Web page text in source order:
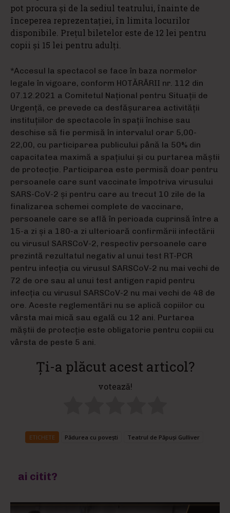
pot procura şi de la sediul teatrului, înainte de
începerea reprezentației, în limita locurilor
disponibile. Preţul biletelor este de 12 lei pentru
copii şi 15 lei pentru adulţi.
*Accesul la spectacol se face în baza normelor
legale în vigoare, conform HOTĂRÂRII nr. 112 din
07.12.2021 a Comitetul Național pentru Situații de
Urgență, ce prevede ca desfășurarea activității
instituțiilor de spectacole în spații închise sau
deschise să fie permisă în intervalul orar 5,00-
22,00, cu participarea publicului până la 50% din
capacitatea maximă a spațiului și cu purtarea măștii
de protecție. Participarea este permisă doar pentru
persoanele care sunt vaccinate împotriva virusului
SARS-CoV-2 și pentru care au trecut 10 zile de la
finalizarea schemei complete de vaccinare,
persoanele care se află în perioada cuprinsă între a
15-a zi și a 180-a zi ulterioară confirmării infectării
cu virusul SARSCoV-2, respectiv persoanele care
prezintă rezultatul negativ al unui test RT-PCR
pentru infecția cu virusul SARSCoV-2 nu mai vechi de
72 de ore sau al unui test antigen rapid pentru
infecția cu virusul SARSCoV-2 nu mai vechi de 48 de
ore. Aceste reglementări nu se aplică copiilor cu
vârsta mai mică sau egală cu 12 ani. Purtarea
măștii de protecție este obligatorie pentru copiii cu
vârsta de peste 5 ani.
Ți-a plăcut acest articol?
votează!
ETICHETE Pădurea cu povești Teatrul de Păpuși Gulliver
ai citit?